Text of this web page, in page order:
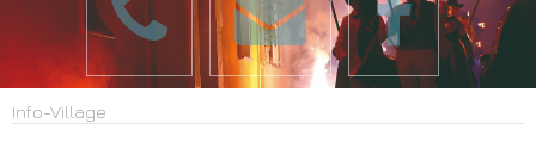
Info-Village